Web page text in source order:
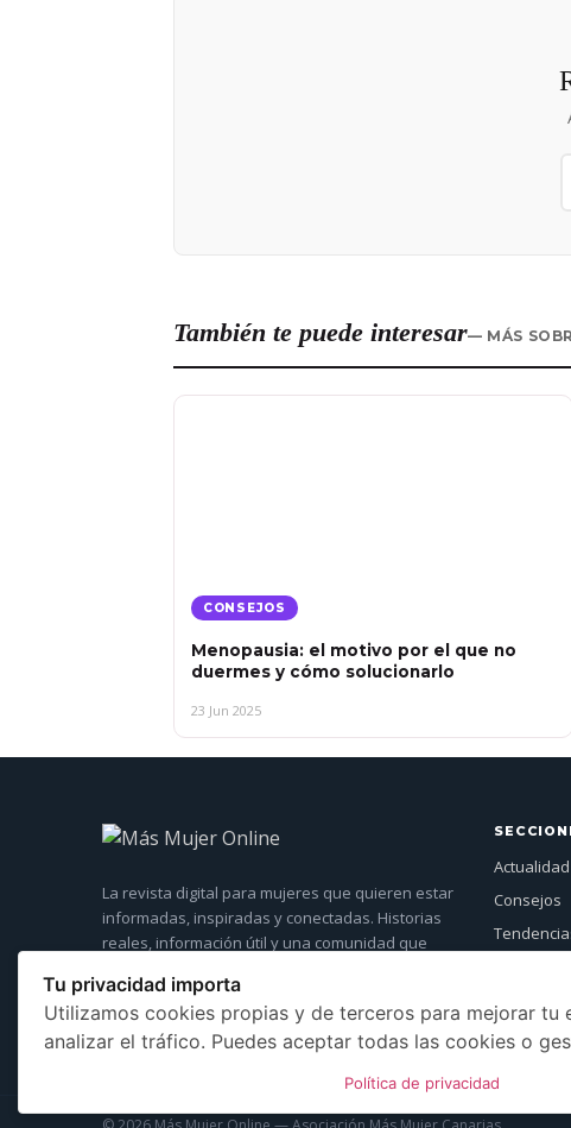
También te puede interesar— MÁS
CONSEJOS
Menopausia: el motivo por el que no
duermes y cómo solucionarlo
23 Jun 2025
La revista digital para mujeres que quieren estar
informadas, inspiradas y conectadas. Historias
reales, información útil y una comunidad que
Actualidad
Consejos
Eventos
Tu privacidad importa
Utilizamos cookies propias y de terceros para mejorar
analizar el tráfico. Puedes aceptar todas las cookies o
Política de privacidad